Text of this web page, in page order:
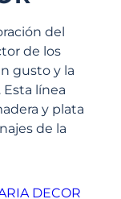
del
de los
gusto y la
línea
y plata
de la